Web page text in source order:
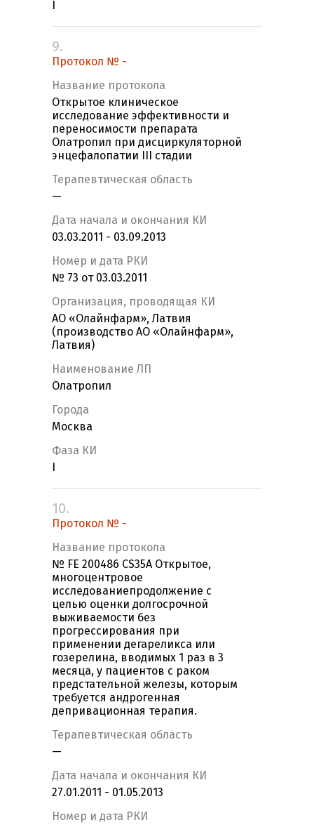
9.
Протокол № -
Название протокола
Открытое клиническое
исследование эффективности и
переносимости препарата
Олатропил при дисциркуляторной
энцефалопатии III стадии
Терапевтическая область
—
Дата начала и окончания КИ
03.03.2011 - 03.09.2013
Номер и дата РКИ
№ 73 от 03.03.2011
Организация, проводящая КИ
АО «Олайнфарм», Латвия
(производство АО «Олайнфарм»,
Латвия)
Наименование ЛП
Олатропил
Города
Москва
Фаза КИ
10.
Протокол № -
Название протокола
№ FE 200486 CS35A Открытое,
многоцентровое
исследованиепродолжение с
целью оценки долгосрочной
выживаемости без
прогрессирования при
применении дегареликса или
гозерелина, вводимых 1 раз в 3
месяца, у пациентов с раком
предстательной железы, которым
требуется андрогенная
депривационная терапия.
Терапевтическая область
—
Дата начала и окончания КИ
27.01.2011 - 01.05.2013
Номер и дата РКИ